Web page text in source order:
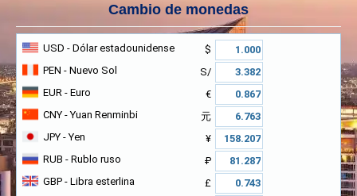
Cambio de monedas
USD - Dólar estadounidense
$
PEN - Nuevo Sol
S/
EUR - Euro
€
CNY - Yuan Renminbi
元
JPY - Yen
¥
RUB - Rublo ruso
₽
GBP - Libra esterlina
£